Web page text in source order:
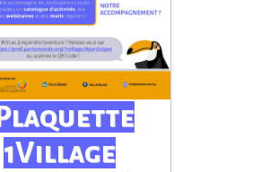
Plaquette
1Village